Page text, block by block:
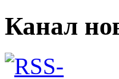
Канал